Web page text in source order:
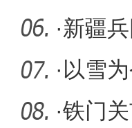
·新疆
比增长
· 以雪
·铁门